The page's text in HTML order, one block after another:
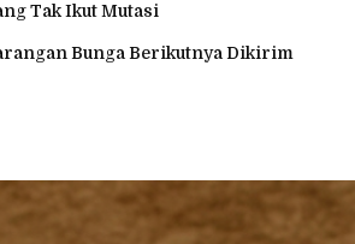
Tak Ikut Mutasi
Bunga Berikutnya Dikirim